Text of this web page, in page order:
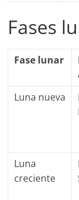
Fases
Fase lunar
Luna nueva
Luna
creciente